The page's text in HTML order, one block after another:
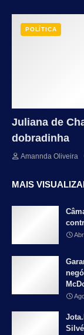
POLÍTICA
Juliana de
dobradinha
Amannda Oliveira
MAIS